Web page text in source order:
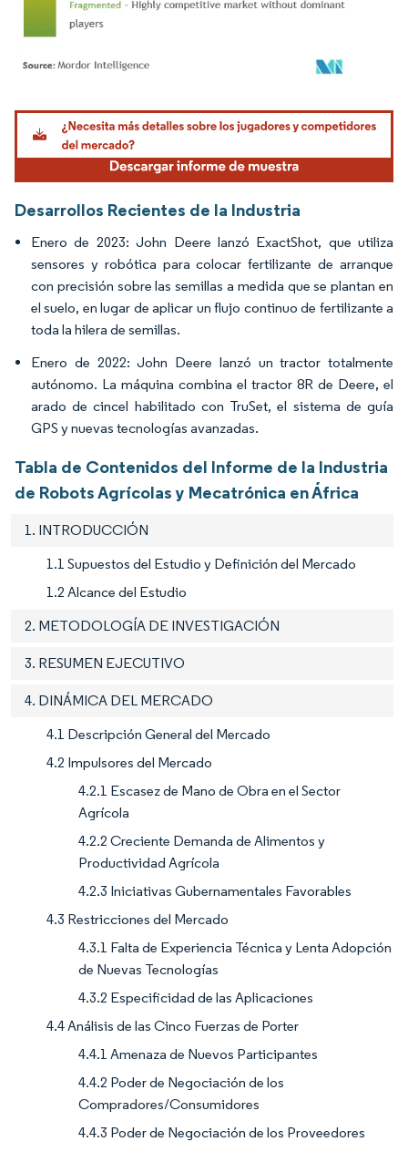
Imagen © Mordor Intelligence. El uso requiere atribución según CC BY 4.0.
Desarrollos Recientes de la Industria
Enero de 2023: John Deere lanzó ExactShot, que utiliza
sensores y robótica para colocar fertilizante de arranque
con precisión sobre las semillas a medida que se plantan en
el suelo, en lugar de aplicar un flujo continuo de fertilizante a
toda la hilera de semillas.
Enero de 2022: John Deere lanzó un tractor totalmente
autónomo. La máquina combina el tractor 8R de Deere, el
arado de cincel habilitado con TruSet, el sistema de guía
GPS y nuevas tecnologías avanzadas.
Tabla de Contenidos del Informe de la Industria
de Robots Agrícolas y Mecatrónica en África
1. INTRODUCCIÓN
1.1 Supuestos del Estudio y Definición del Mercado
1.2 Alcance del Estudio
2. METODOLOGÍA DE INVESTIGACIÓN
3. RESUMEN EJECUTIVO
4. DINÁMICA DEL MERCADO
4.1 Descripción General del Mercado
4.2 Impulsores del Mercado
4.2.1 Escasez de Mano de Obra en el Sector
Agrícola
4.2.2 Creciente Demanda de Alimentos y
Productividad Agrícola
4.2.3 Iniciativas Gubernamentales Favorables
4.3 Restricciones del Mercado
4.3.1 Falta de Experiencia Técnica y Lenta Adopción
de Nuevas Tecnologías
4.3.2 Especificidad de las Aplicaciones
4.4 Análisis de las Cinco Fuerzas de Porter
4.4.1 Amenaza de Nuevos Participantes
4.4.2 Poder de Negociación de los
Compradores/Consumidores
4.4.3 Poder de Negociación de los Proveedores